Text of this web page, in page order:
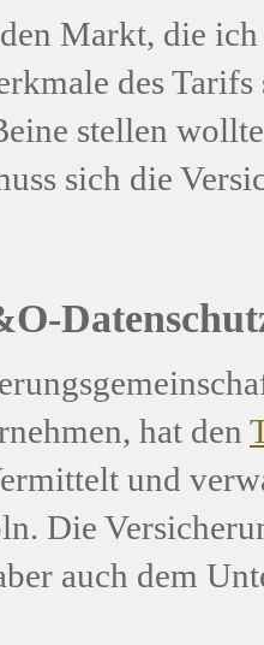
Markt, die
des
stellen
sich die
hat den
und
Die
auch dem